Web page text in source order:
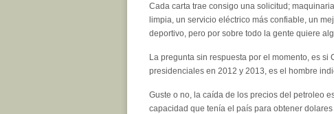
Cada carta trae consigo una solicitud;
limpia, un servicio eléctrico más confiable, un
deportivo, pero por sobre todo la gente quiere
La pregunta sin respuesta por el momento, es
presidenciales en 2012 y 2013, es el hombre
Guste o no, la caída de los precios del petroleo
capacidad que tenía el país para obtener